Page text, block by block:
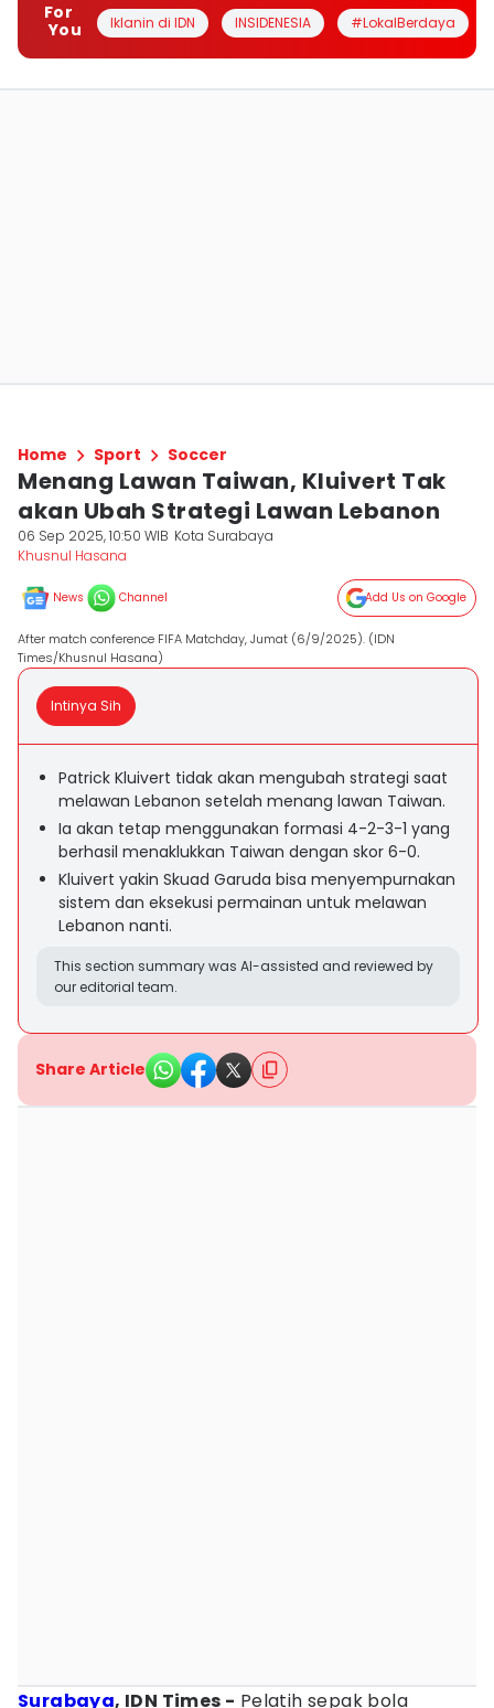
For
You
Iklanin di IDN INSIDENESIA #LokalBerdaya
Home Sport Soccer
Menang Lawan Taiwan, Kluivert Tak
akan Ubah Strategi Lawan Lebanon
06 Sep 2025, 10:50 WIB Kota Surabaya
Khusnul Hasana
News Channel Add Us on Google
After match conference FIFA Matchday, Jumat (6/9/2025). (IDN
Times/Khusnul Hasana)
Intinya Sih
Patrick Kluivert tidak akan mengubah strategi saat
melawan Lebanon setelah menang lawan Taiwan.
Ia akan tetap menggunakan formasi 4-2-3-1 yang
berhasil menaklukkan Taiwan dengan skor 6-0.
Kluivert yakin Skuad Garuda bisa menyempurnakan
sistem dan eksekusi permainan untuk melawan
Lebanon nanti.
This section summary was AI-assisted and reviewed by
our editorial team.
Share Article
Surabaya, IDN Times - Pelatih sepak bola